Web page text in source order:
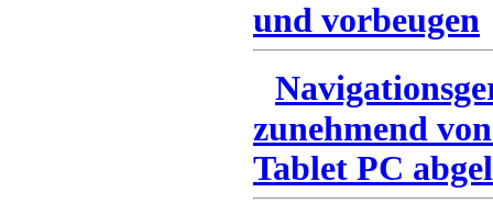
und vorbeugen
zunehmend
Tablet PC